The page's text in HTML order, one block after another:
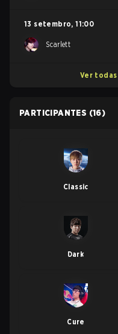
13 setembro, 11:00
Scarlett
Ver
PARTICIPANTES (16)
Classic
Dark
Cure